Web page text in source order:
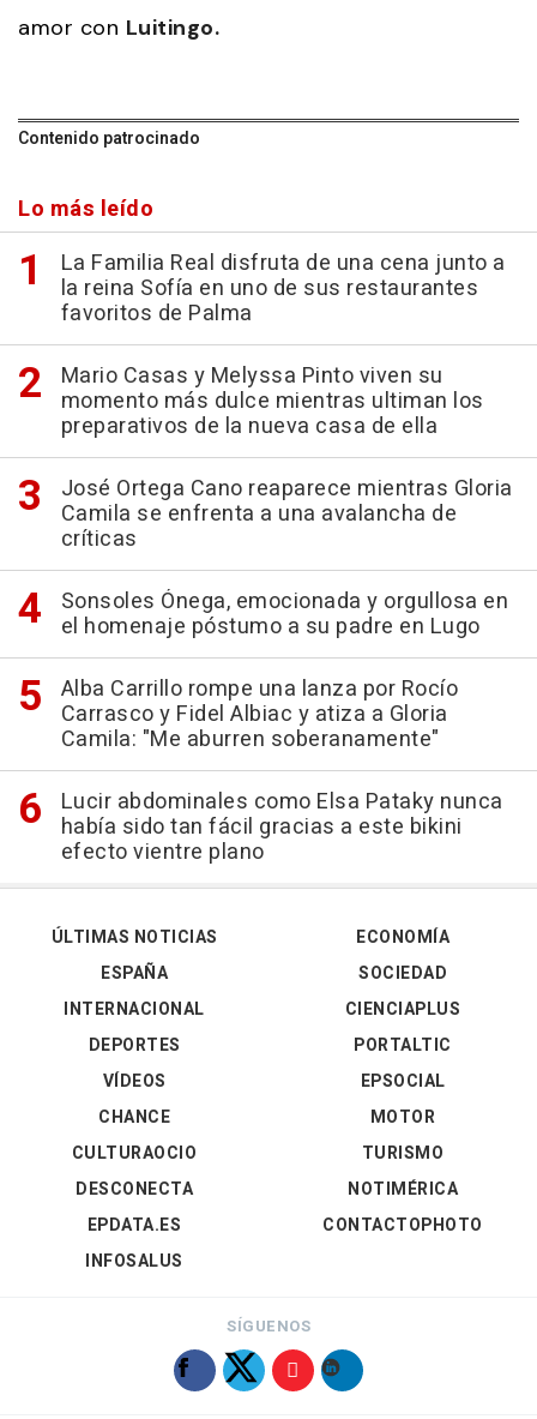
amor con Luitingo.
Contenido patrocinado
Lo más leído
La Familia Real disfruta de una cena junto a
la reina Sofía en uno de sus restaurantes
favoritos de Palma
Mario Casas y Melyssa Pinto viven su
momento más dulce mientras ultiman los
preparativos de la nueva casa de ella
José Ortega Cano reaparece mientras Gloria
Camila se enfrenta a una avalancha de
críticas
Sonsoles Ónega, emocionada y orgullosa en
el homenaje póstumo a su padre en Lugo
Alba Carrillo rompe una lanza por Rocío
Carrasco y Fidel Albiac y atiza a Gloria
Camila: "Me aburren soberanamente"
Lucir abdominales como Elsa Pataky nunca
había sido tan fácil gracias a este bikini
efecto vientre plano
ÚLTIMAS NOTICIAS
ESPAÑA
INTERNACIONAL
DEPORTES
VÍDEOS
ECONOMÍA
SOCIEDAD
CIENCIAPLUS
PORTALTIC
EPSOCIAL
CHANCE
CULTURAOCIO
DESCONECTA
EPDATA.ES
INFOSALUS
MOTOR
TURISMO
NOTIMÉRICA
CONTACTOPHOTO
SÍGUENOS